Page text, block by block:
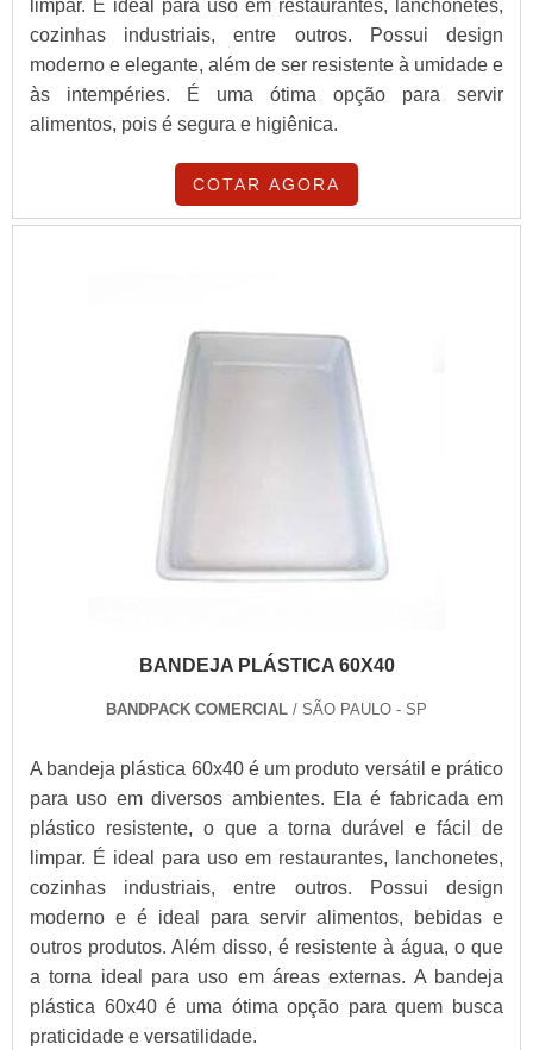
limpar. É ideal para uso em restaurantes, lanchonetes,
cozinhas industriais, entre outros. Possui design
moderno e elegante, além de ser resistente à umidade e
às intempéries. É uma ótima opção para servir
alimentos, pois é segura e higiênica.
COTAR AGORA
BANDEJA PLÁSTICA 60X40
BANDPACK COMERCIAL / SÃO PAULO - SP
A bandeja plástica 60x40 é um produto versátil e prático
para uso em diversos ambientes. Ela é fabricada em
plástico resistente, o que a torna durável e fácil de
limpar. É ideal para uso em restaurantes, lanchonetes,
cozinhas industriais, entre outros. Possui design
moderno e é ideal para servir alimentos, bebidas e
outros produtos. Além disso, é resistente à água, o que
a torna ideal para uso em áreas externas. A bandeja
plástica 60x40 é uma ótima opção para quem busca
praticidade e versatilidade.